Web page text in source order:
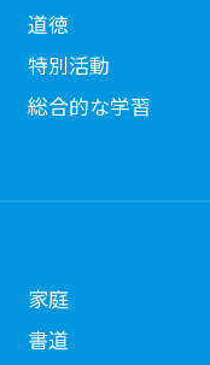
道徳
特別活動
総合的な学習
家庭
書道